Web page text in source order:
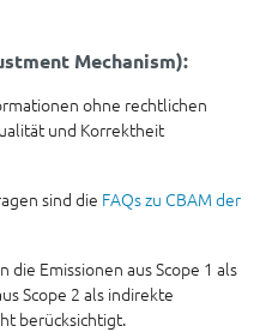
Mechanism):
ohne rechtlichen
und Korrektheit
sind die FAQs zu CBAM der
die Emissionen aus Scope 1 als
Scope 2 als indirekte
berücksichtigt.